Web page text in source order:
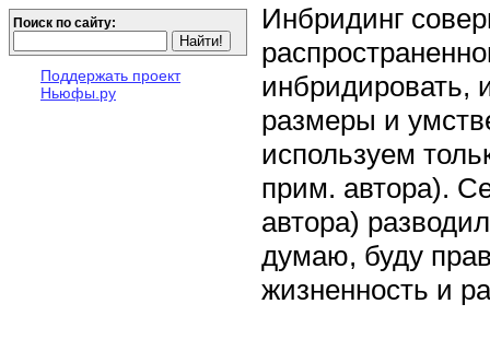
Поиск по сайту:
Поддержать проект
Ньюфы.ру
Инбридинг
инбридировать,
размеры и
используем
прим. автора).
автора)
думаю, буду
жизненность и